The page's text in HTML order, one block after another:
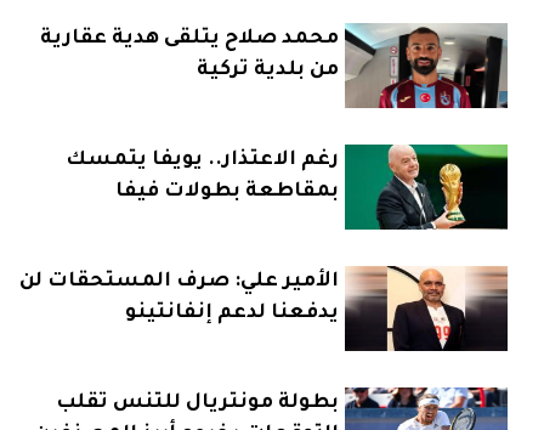
محمد صلاح يتلقى هدية عقارية
من بلدية تركية
رغم الاعتذار.. يويفا يتمسك
بمقاطعة بطولات فيفا
الأمير علي: صرف المستحقات لن
يدفعنا لدعم إنفانتينو
بطولة مونتريال للتنس تقلب